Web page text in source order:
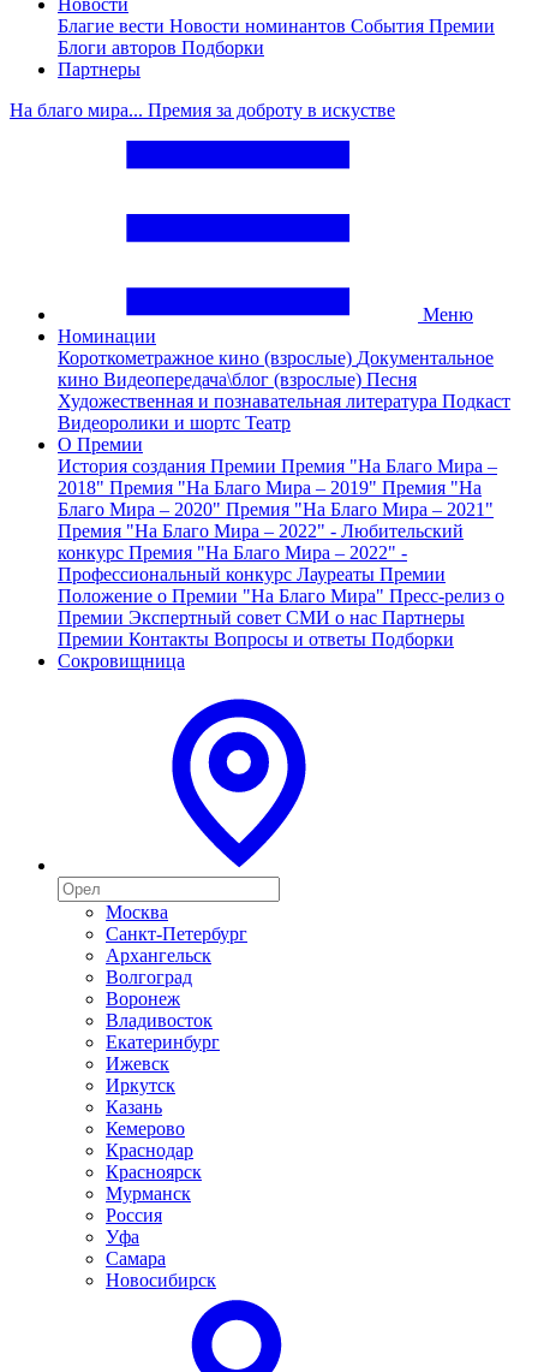
Новости
Благие вести Новости номинантов События Премии
Блоги авторов Подборки
Партнеры
На благо мира... Премия за доброту в искустве
Меню
Номинации
Короткометражное кино (взрослые) Документальное
кино Видеопередача\блог (взрослые) Песня
Художественная и познавательная литература Подкаст
Видеоролики и шортс Театр
О Премии
История создания Премии Премия "На Благо Мира –
2018" Премия "На Благо Мира – 2019" Премия "На
Благо Мира – 2020" Премия "На Благо Мира – 2021"
Премия "На Благо Мира – 2022" - Любительский
конкурс Премия "На Благо Мира – 2022" -
Профессиональный конкурс Лауреаты Премии
Положение о Премии "На Благо Мира" Пресс-релиз о
Премии Экспертный совет СМИ о нас Партнеры
Премии Контакты Вопросы и ответы Подборки
Сокровищница
Москва
Санкт-Петербург
Архангельск
Волгоград
Воронеж
Владивосток
Екатеринбург
Ижевск
Иркутск
Казань
Кемерово
Краснодар
Красноярск
Мурманск
Россия
Уфа
Самара
Новосибирск